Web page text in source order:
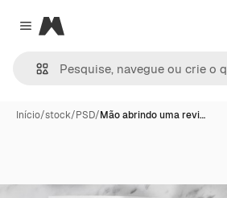
Close menu
Magnific
Início/stock/PSD/Mão abrindo uma revi…